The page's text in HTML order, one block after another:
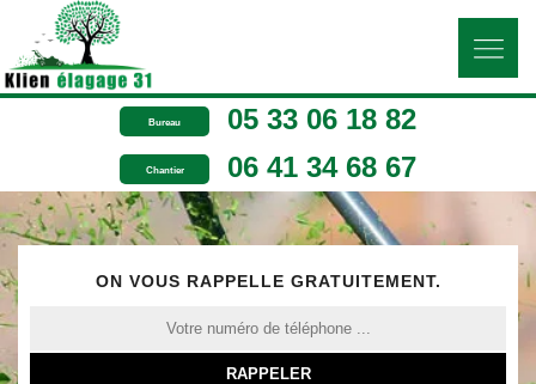
Bureau 05 33 06 18 82
Chantier 06 41 34 68 67
ON VOUS RAPPELLE GRATUITEMENT.